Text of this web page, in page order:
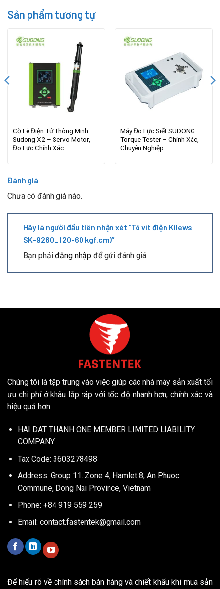
Sản phẩm tương tự
Cờ Lê Điện Tử Thông Minh
Sudong X2 – Servo Motor,
Đo Lực Chính Xác
Máy Đo Lực Siết SUDONG
Torque Tester – Chính Xác,
Chuyên Nghiệp
Đánh giá
Chưa có đánh giá nào.
Hãy là người đầu tiên nhận xét “Tô vít điện Kilews
SK-9260L (20-60 kgf.cm)”
Bạn phải đăng nhập để gửi đánh giá.
Chúng tôi là tập trung vào việc giúp các nhà máy sản xuất tối
ưu chi phí ở khâu lắp ráp với tốc độ nhanh hơn, chính xác và
hiệu quả hơn.
HAI DAT THANH ONE MEMBER LIMITED LIABILITY
COMPANY
Tax Code: 3603278498
Address: Group 11, Zone 4, Hamlet 8, An Phuoc
Commune, Dong Nai Province, Vietnam
Phone: +84 919 559 259
Email: contact.fastentek@gmail.com
Để hiểu rõ về chính sách bán hàng và chiết khấu khi mua sản